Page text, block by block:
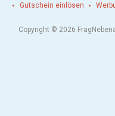
Gutschein einlösen
Copyright © 2026